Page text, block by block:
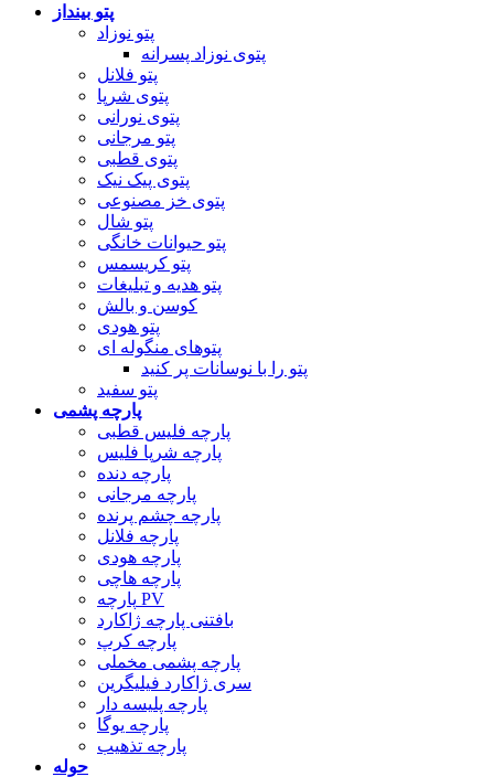
پتو بینداز
پتو نوزاد
پتوی نوزاد پسرانه
پتو فلانل
پتوی شرپا
پتوی نورانی
پتو مرجانی
پتوی قطبی
پتوی پیک نیک
پتوی خز مصنوعی
پتو شال
پتو حیوانات خانگی
پتو کریسمس
پتو هدیه و تبلیغات
کوسن و بالش
پتو هودی
پتوهای منگوله ای
پتو را با نوسانات پر کنید
پتو سفید
پارچه پشمی
پارچه فلیس قطبی
پارچه شرپا فلیس
پارچه دنده
پارچه مرجانی
پارچه چشم پرنده
پارچه فلانل
پارچه هودی
پارچه هاچی
پارچه PV
بافتنی پارچه ژاکارد
پارچه کرپ
پارچه پشمی مخملی
سری ژاکارد فیلیگرین
پارچه پلیسه دار
پارچه یوگا
پارچه تذهیب
حوله